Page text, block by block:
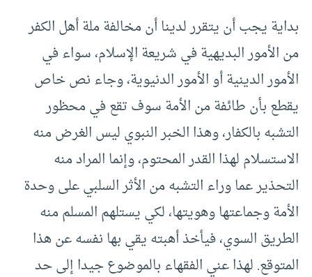
بداية يجب أن يتقرر لدينا أن مخالفة ملة أهل الكفر
من الأمور البديهية في شريعة الإسلام، سواء في
الأمور الدينية أو الأمور الدنيوية، وجاء نص خاص
يقطع بأن طائفة من الأمة سوف تقع في محظور
التشبه بالكفار، وهذا الخبر النبوي ليس الغرض منه
الاستسلام لهذا القدر المحتوم، وإنما المراد منه
التحذير عما وراء التشبه من الأثر السلبي على وحدة
الأمة وجماعتها وهويتها، لكي يستلهم المسلم منه
الطريق السوي، فيأخذ أهبته يقي بها نفسه عن هذا
المتوقع. لهذا عني الفقهاء بالموضوع جيدا إلى حد